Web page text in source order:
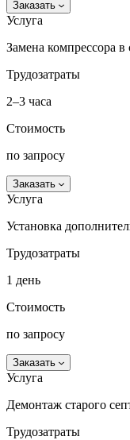
Заказать
Услуга
Замена компрессора в
Трудозатраты
2–3 часа
Стоимость
по запросу
Заказать
Услуга
Установка
Трудозатраты
1 день
Стоимость
по запросу
Заказать
Услуга
Демонтаж старого
Трудозатраты